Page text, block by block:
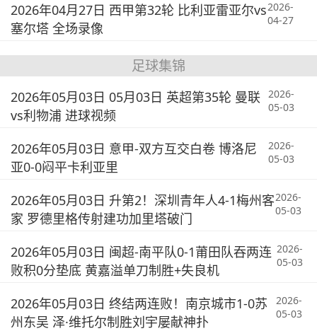
2026年04月27日 西甲第32轮 比利亚雷亚尔vs
塞尔塔 全场录像
2026-
04-27
足球集锦
2026年05月03日 05月03日 英超第35轮 曼联
vs利物浦 进球视频
2026-
05-03
2026年05月03日 意甲-双方互交白卷 博洛尼
亚0-0闷平卡利亚里
2026-
05-03
2026年05月03日 升第2！深圳青年人4-1梅州客
家 罗德里格传射建功加里塔破门
2026-
05-03
2026年05月03日 闽超-南平队0-1莆田队吞两连
败积0分垫底 黄嘉溢单刀制胜+失良机
2026-
05-03
2026年05月03日 终结两连败！南京城市1-0苏
州东吴 泽·维托尔制胜刘宇屡献神扑
2026-
05-03